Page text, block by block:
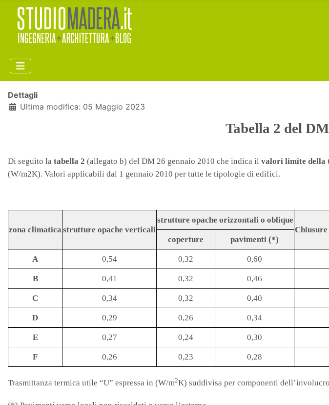
Dettagli
Ultima modifica: 05 Maggio 2023
Tabella 2 del
Di seguito la tabella 2 (allegato b) del DM 26 gennaio 2010 che indica il valori limite della
(W/m2K). Valori applicabili dal 1 gennaio 2010 per tutte le tipologie di edifici.
zona climatica strutture opache verticali
strutture opache orizzontali o oblique
coperture
pavimenti (*)
A 0,54 0,32 0,60
B 0,41 0,32 0,46
C 0,34 0,32 0,40
D 0,29 0,26 0,34
E 0,27 0,24 0,30
F 0,26 0,23 0,28
Trasmittanza termica utile “U” espressa in (W/m2K) suddivisa per componenti